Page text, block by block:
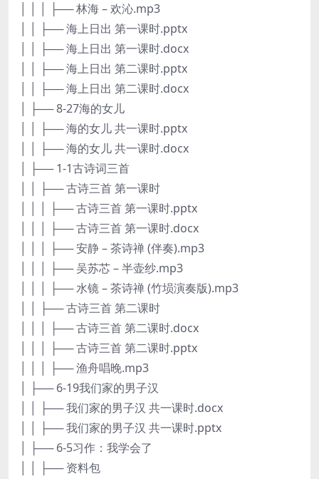
│ │ │ ├── 林海 – 欢沁.mp3
│ │ ├── 海上日出 第一课时.pptx
│ │ ├── 海上日出 第一课时.docx
│ │ ├── 海上日出 第二课时.pptx
│ │ ├── 海上日出 第二课时.docx
│ ├── 8-27海的女儿
│ │ ├── 海的女儿 共一课时.pptx
│ │ ├── 海的女儿 共一课时.docx
│ ├── 1-1古诗词三首
│ │ ├── 古诗三首 第一课时
│ │ │ ├── 古诗三首 第一课时.pptx
│ │ │ ├── 古诗三首 第一课时.docx
│ │ │ ├── 安静 – 茶诗禅 (伴奏).mp3
│ │ │ ├── 吴苏芯 – 半壶纱.mp3
│ │ │ ├── 水镜 – 茶诗禅 (竹埙演奏版).mp3
│ │ ├── 古诗三首 第二课时
│ │ │ ├── 古诗三首 第二课时.docx
│ │ │ ├── 古诗三首 第二课时.pptx
│ │ │ ├── 渔舟唱晚.mp3
│ ├── 6-19我们家的男子汉
│ │ ├── 我们家的男子汉 共一课时.docx
│ │ ├── 我们家的男子汉 共一课时.pptx
│ ├── 6-5习作：我学会了
│ │ ├── 资料包